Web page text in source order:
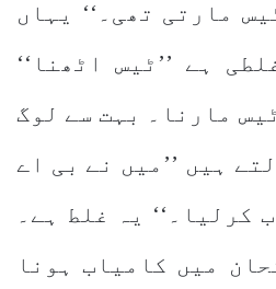
مارتی تھی۔‘‘ یہاں
ہے ’’ٹیس اٹھنا‘‘
مارنا۔ بہت سے لوگ
ہیں ’’میں نے بی اے
کرلیا۔‘‘ یہ غلط ہے۔
میں کامیاب ہونا